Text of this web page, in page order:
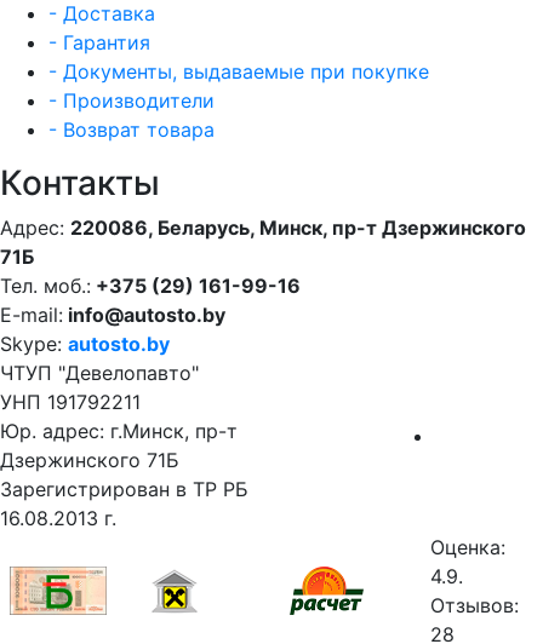
- Доставка
- Гарантия
- Документы, выдаваемые при покупке
- Производители
- Возврат товара
Контакты
Адрес: 220086, Беларусь, Минск, пр-т Дзержинского
71Б
Тел. моб.: +375 (29) 161-99-16
E-mail: info@autosto.by
Skype: autosto.by
ЧТУП "Девелопавто"
УНП 191792211
Юр. адрес: г.Минск, пр-т
Дзержинского 71Б
Зарегистрирован в ТР РБ
16.08.2013 г.
Оценка:
4.9.
Отзывов:
28